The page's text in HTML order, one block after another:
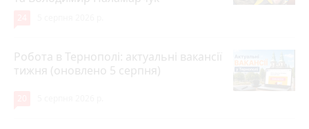
Робота в Тернополі: актуальні вакансії
тижня (оновлено 5 серпня)